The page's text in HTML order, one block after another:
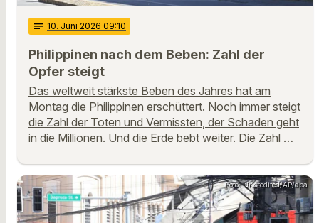
notes 10. Juni 2026 09:10
Philippinen nach dem Beben: Zahl der
Opfer steigt
Das weltweit stärkste Beben des Jahres hat am
Montag die Philippinen erschüttert. Noch immer steigt
die Zahl der Toten und Vermissten, der Schaden geht
in die Millionen. Und die Erde bebt weiter. Die Zahl …
Foto: Uncredited/AP/dpa